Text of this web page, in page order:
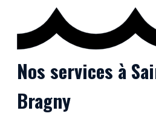
Nos services à
Bragny